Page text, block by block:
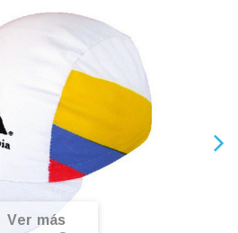
Ver más